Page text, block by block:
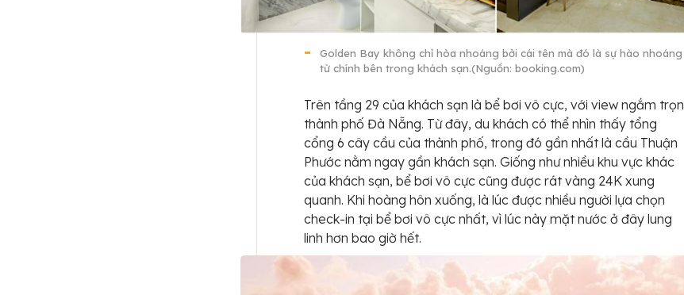
Golden Bay không chỉ hòa nhoáng bởi cái tên mà đó là sự hào nhoáng
từ chính bên trong khách sạn.(Nguồn: booking.com)
Trên tầng 29 của khách sạn là bể bơi vô cực, với view ngắm trọn
thành phố Đà Nẵng. Từ đây, du khách có thể nhìn thấy tổng
cổng 6 cây cầu của thành phố, trong đó gần nhất là cầu Thuận
Phước nằm ngay gần khách sạn. Giống như nhiều khu vực khác
của khách sạn, bể bơi vô cực cũng được rát vàng 24K xung
quanh. Khi hoàng hôn xuống, là lúc được nhiều người lựa chọn
check-in tại bể bơi vô cực nhất, vì lúc này mặt nước ở đây lung
linh hơn bao giờ hết.